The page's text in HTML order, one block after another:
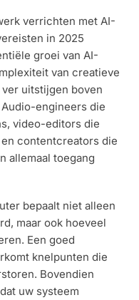
verrichten met AI-
in 2025
groei van AI-
van creatieve
uitstijgen boven
engineers die
video-editors die
contentcreators die
allemaal toegang
bepaalt niet alleen
maar ook hoeveel
Een goed
knelpunten die
Bovendien
uw systeem